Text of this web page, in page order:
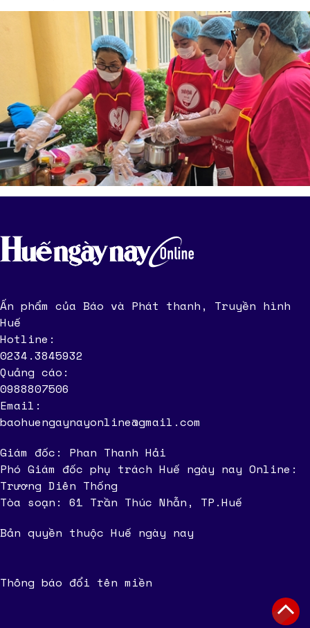
Ấn phẩm của Báo và Phát thanh, Truyền hình
Huế
Hotline:
0234.3845932
Quảng cáo:
0988807506
Email:
baohuengaynayonline@gmail.com
Giám đốc: Phan Thanh Hải
Phó Giám đốc phụ trách Huế ngày nay Online:
Trương Diên Thống
Tòa soạn: 61 Trần Thúc Nhẫn, TP.Huế
Bản quyền thuộc Huế ngày nay
Thông báo đổi tên miền